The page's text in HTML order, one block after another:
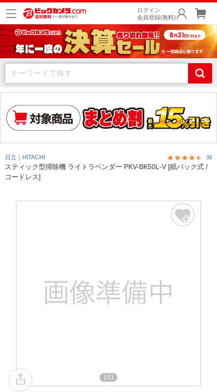
ログイン
会員登録(無料)
日立｜HITACHI 35
スティック型掃除機 ライトラベンダー PKV-BK50L-V [紙パック式 /
コードレス]
1/11